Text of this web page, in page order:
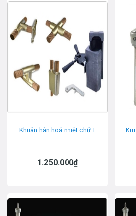
Khuân hàn hoá nhiệt chữ T
1.250.000₫